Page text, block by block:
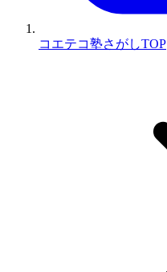
コエテコ塾さがしTOP